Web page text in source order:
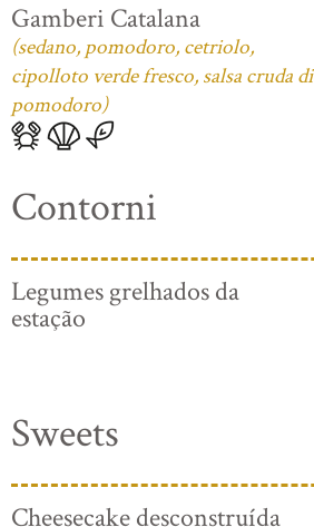
Gamberi Catalana
(sedano, pomodoro, cetriolo,
cipolloto verde fresco, salsa cruda di
pomodoro)
Contorni
Legumes grelhados da
estação
Sweets
Cheesecake desconstruída